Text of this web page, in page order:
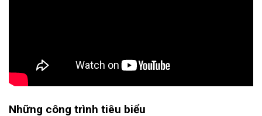
Những công trình tiêu biểu